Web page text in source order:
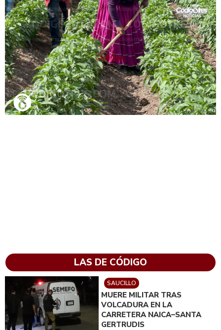
LAS DE CÓDIGO
SAUCILLO
MUERE MILITAR TRAS
VOLCADURA EN LA
CARRETERA NAICA–SANTA
GERTRUDIS